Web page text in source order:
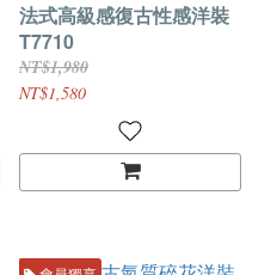
法式高級感復古性感洋裝
T7710
NT$1,980
NT$1,580